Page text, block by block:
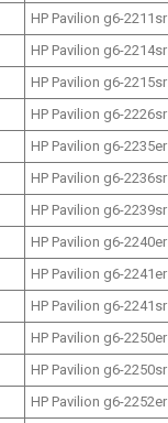
HP Pavilion g6-2211sr
HP Pavilion g6-2214sr
HP Pavilion g6-2215sr
HP Pavilion g6-2226sr
HP Pavilion g6-2235er
HP Pavilion g6-2236sr
HP Pavilion g6-2239sr
HP Pavilion g6-2240er
HP Pavilion g6-2241er
HP Pavilion g6-2241sr
HP Pavilion g6-2250er
HP Pavilion g6-2250sr
HP Pavilion g6-2252er